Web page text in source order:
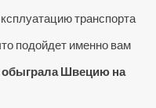
транспорта
подойдет именно вам
обыграла Швецию на